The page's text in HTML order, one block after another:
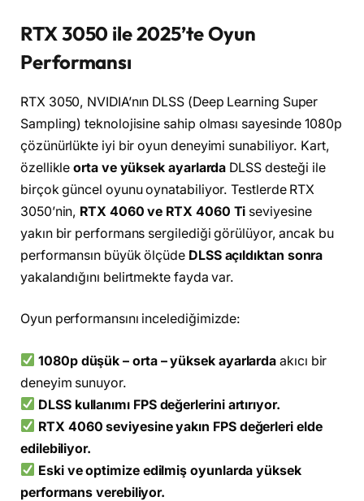
RTX 3050 ile 2025’te Oyun
Performansı
RTX 3050, NVIDIA’nın DLSS (Deep Learning Super
Sampling) teknolojisine sahip olması sayesinde 1080p
çözünürlükte iyi bir oyun deneyimi sunabiliyor. Kart,
özellikleorta ve yüksek ayarlarda DLSS desteği ile
birçok güncel oyunu oynatabiliyor. Testlerde RTX
3050’nin, RTX 4060 ve RTX 4060 Ti seviyesine
yakın bir performans sergilediği görülüyor, ancak bu
performansın büyük ölçüde DLSS açıldıktan sonra
yakalandığını belirtmekte fayda var.
Oyun performansını incelediğimizde:
1080p düşük – orta – yüksek ayarlarda akıcı bir
deneyim sunuyor.
DLSS kullanımı FPS değerlerini artırıyor.
RTX 4060 seviyesine yakın FPS değerleri elde
edilebiliyor.
Eski ve optimize edilmiş oyunlarda yüksek
performans verebiliyor.